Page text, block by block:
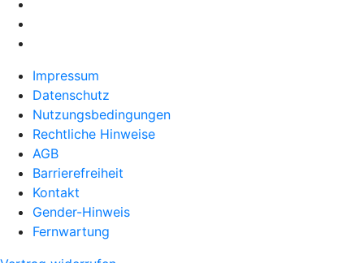
Impressum
Datenschutz
Nutzungsbedingungen
Rechtliche Hinweise
AGB
Barrierefreiheit
Kontakt
Gender-Hinweis
Fernwartung